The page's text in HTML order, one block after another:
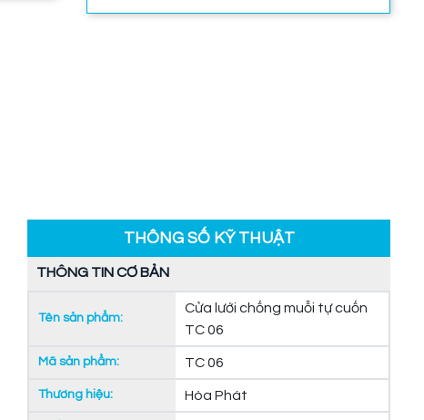
THÔNG SỐ KỸ THUẬT
THÔNG TIN CƠ BẢN
Tên sản phẩm:
Cửa lưới chống muỗi tự cuốn
TC 06
Mã sản phẩm: TC 06
Thương hiệu: Hòa Phát